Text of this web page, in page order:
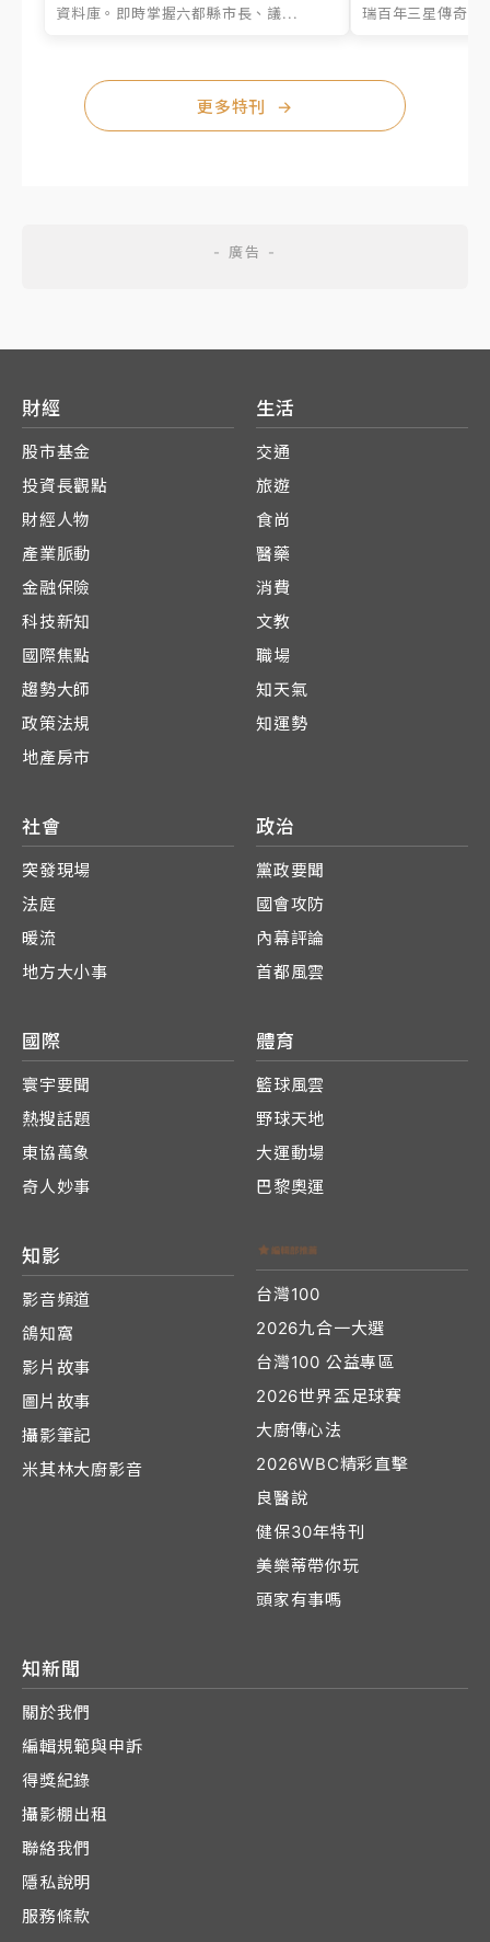
資料庫。即時掌握六都縣市長、議...
瑞百年三星傳奇、
更多特刊 →
財經
股市基金
投資長觀點
財經人物
產業脈動
金融保險
科技新知
國際焦點
趨勢大師
政策法規
地產房市
生活
交通
旅遊
食尚
醫藥
消費
文教
職場
知天氣
知運勢
社會
突發現場
法庭
暖流
地方大小事
政治
黨政要聞
國會攻防
內幕評論
首都風雲
國際
寰宇要聞
熱搜話題
東協萬象
奇人妙事
體育
籃球風雲
野球天地
大運動場
巴黎奧運
知影
影音頻道
鴿知窩
影片故事
圖片故事
攝影筆記
米其林大廚影音
台灣100
2026九合一大選
台灣100 公益專區
2026世界盃足球賽
大廚傳心法
2026WBC精彩直擊
良醫說
健保30年特刊
美樂蒂帶你玩
頭家有事嗎
知新聞
關於我們
編輯規範與申訴
得獎紀錄
攝影棚出租
聯絡我們
隱私說明
服務條款